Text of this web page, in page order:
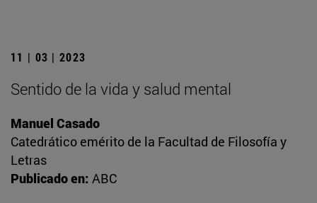
11 | 03 | 2023
Sentido de la vida y salud mental
Manuel Casado
Catedrático emérito de la Facultad de Filosofía y
Letras
Publicado en: ABC